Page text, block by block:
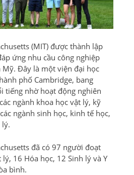
(MIT) được thành lập
ứng nhu cầu công nghiệp
Mỹ. Đây là một viện đại học
phố Cambridge, bang
tiếng nhờ hoạt động nghiên
ngành khoa học vật lý, kỹ
ngành sinh học, kinh tế học,
lý.
đã có 97 người đoạt
16 Hóa học, 12 Sinh lý và Y
bình.